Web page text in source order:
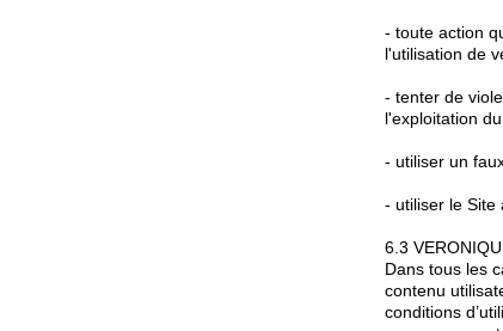
- toute action
l'utilisation de
- tenter de
l'exploitation
- utiliser un
- utiliser le Site
6.3
Dans tous les
contenu
conditions